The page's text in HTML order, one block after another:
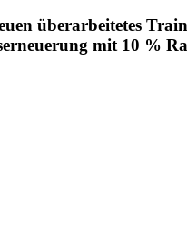
überarbeitetes
mit 10 %